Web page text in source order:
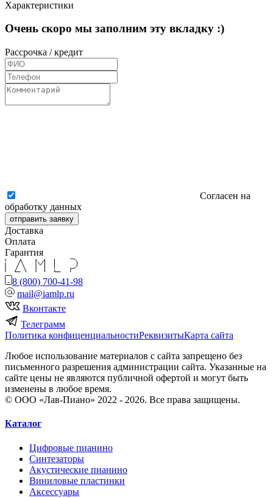
Характеристики
Очень скоро мы заполним эту вкладку :)
Рассрочка / кредит
Согласен на
обработку данных
отправить заявку
Доставка
Оплата
Гарантия
8 (800) 700-41-98
mail@iamlp.ru
Вконтакте
Телеграмм
Политика конфиценциальностиРеквизитыКарта сайта
Любое использование материалов с сайта запрещено без
письменного разрешения администрации сайта. Указанные на
сайте цены не являются публичной офертой и могут быть
изменены в любое время.
© ООО «Лав-Пиано» 2022 - 2026. Все права защищены.
Каталог
Цифровые пианино
Синтезаторы
Акустические пианино
Виниловые пластинки
Аксессуары